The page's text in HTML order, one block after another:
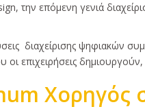
την επόμενη γενιά
διαχείρισης
οι επιχειρήσεις
Χορηγός